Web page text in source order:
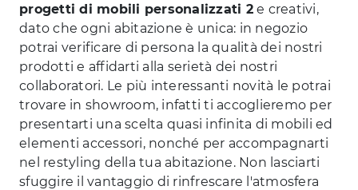
progetti di mobili personalizzati 2e creativi,
dato che ogni abitazione è unica: in negozio
potrai verificare di persona la qualità dei nostri
prodotti e affidarti alla serietà dei nostri
collaboratori. Le più interessanti novità le potrai
trovare in showroom, infatti ti accoglieremo per
presentarti una scelta quasi infinita di mobili ed
elementi accessori, nonché per accompagnarti
nel restyling della tua abitazione. Non lasciarti
sfuggire il vantaggio di rinfrescare l'atmosfera